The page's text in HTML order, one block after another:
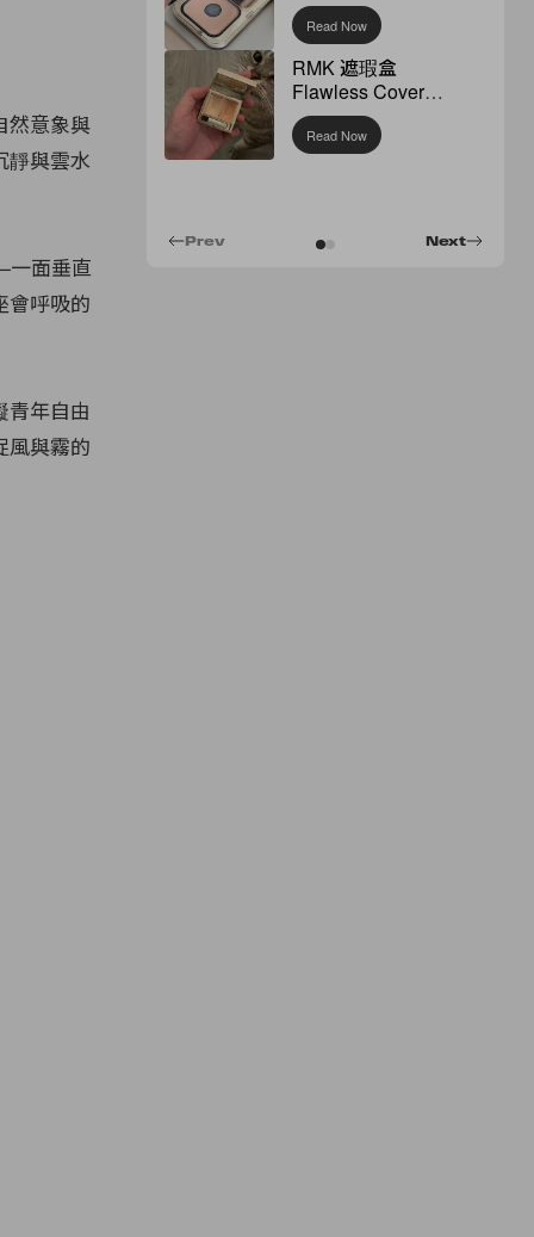
然意象與
靜與雲水
一面垂直
會呼吸的
青年自由
與霧的
Read Now
RMK 遮瑕盒
Flawless Cover
Concealer
Read Now
Next
Prev